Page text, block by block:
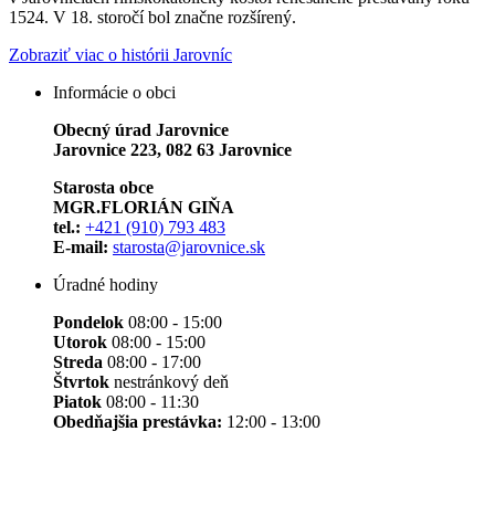
1524. V 18. storočí bol značne rozšírený.
Zobraziť viac o histórii Jarovníc
Informácie o obci
Obecný úrad Jarovnice
Jarovnice 223, 082 63 Jarovnice
Starosta obce
MGR.FLORIÁN GIŇA
tel.: +421 (910) 793 483
E-mail: starosta@jarovnice.sk
Úradné hodiny
Pondelok 08:00 - 15:00
Utorok 08:00 - 15:00
Streda 08:00 - 17:00
Štvrtok nestránkový deň
Piatok 08:00 - 11:30
Obedňajšia prestávka: 12:00 - 13:00